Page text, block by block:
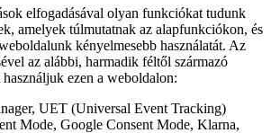
elfogadásával olyan funkciókat tudunk
amelyek túlmutatnak az alapfunkciókon, és
kényelmesebb használatát. Az
az alábbi, harmadik féltől származó
használjuk ezen a weboldalon:
UET (Universal Event Tracking)
Mode, Google Consent Mode, Klarna,